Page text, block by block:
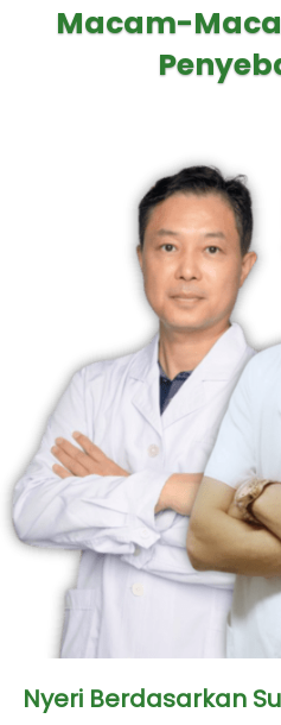
Macam-
Nyeri Berdasarkan